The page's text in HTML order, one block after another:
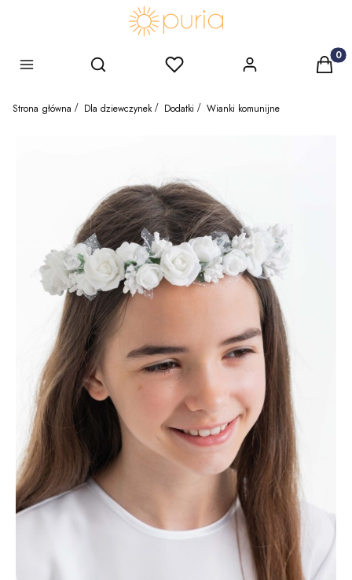
Menu Szukaj Ulubione Zaloguj się
Strona główna Dla dziewczynek Dodatki Wianki komunijne